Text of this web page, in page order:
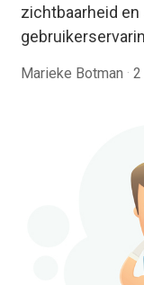
zichtbaarheid
Marieke Botman · 2